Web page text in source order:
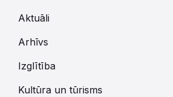
Aktuāli
Arhīvs
Izglītība
Kultūra un tūrisms